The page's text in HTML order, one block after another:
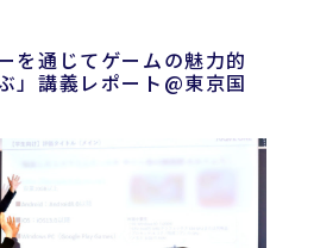
を通じてゲームの魅力的
」講義レポート@東京国